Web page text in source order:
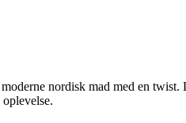
nordisk mad med en